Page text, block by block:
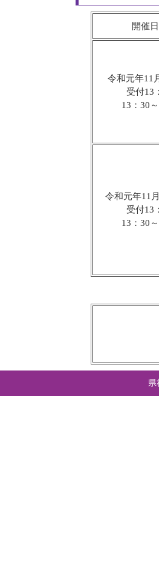
開催
令和元年11
受付13
13：30～
令和元年11
受付13
13：30～
県